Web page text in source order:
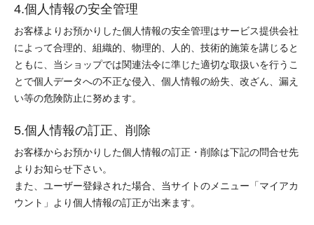
4.個人情報の安全管理
お客様よりお預かりした個人情報の安全管理はサービス提供会社
によって合理的、組織的、物理的、人的、技術的施策を講じると
ともに、当ショップでは関連法令に準じた適切な取扱いを行うこ
とで個人データへの不正な侵入、個人情報の紛失、改ざん、漏え
い等の危険防止に努めます。
5.個人情報の訂正、削除
お客様からお預かりした個人情報の訂正・削除は下記の問合せ先
よりお知らせ下さい。
また、ユーザー登録された場合、当サイトのメニュー「マイアカ
ウント」より個人情報の訂正が出来ます。